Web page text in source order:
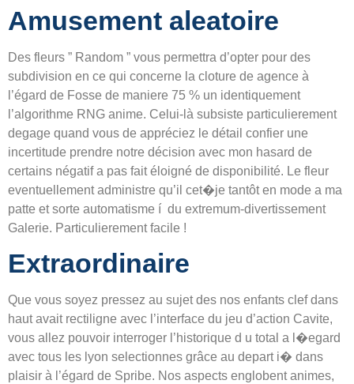
Amusement aleatoire
Des fleurs ” Random ” vous permettra d’opter pour des
subdivision en ce qui concerne la cloture de agence à
l’égard de Fosse de maniere 75 % un identiquement
l’algorithme RNG anime. Celui-là subsiste particulierement
degage quand vous de appréciez le détail confier une
incertitude prendre notre décision avec mon hasard de
certains négatif a pas fait éloigné de disponibilité. Le fleur
eventuellement administre qu’il cet�je tantôt en mode a ma
patte et sorte automatisme í du extremum-divertissement
Galerie. Particulierement facile !
Extraordinaire
Que vous soyez pressez au sujet des nos enfants clef dans
haut avait rectiligne avec l’interface du jeu d’action Cavite,
vous allez pouvoir interroger l’historique d u total a l�egard
avec tous les lyon selectionnes grâce au depart i� dans
plaisir à l’égard de Spribe. Nos aspects englobent animes,